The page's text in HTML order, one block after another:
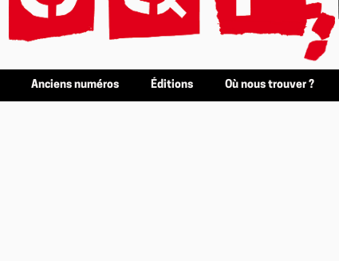
Anciens numéros Éditions Où nous trouver ?